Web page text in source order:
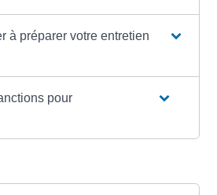
à préparer votre entretien
pour